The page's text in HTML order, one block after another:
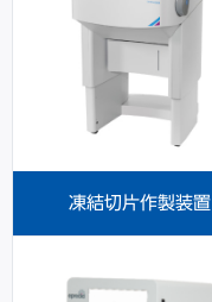
凍結切片作製装置